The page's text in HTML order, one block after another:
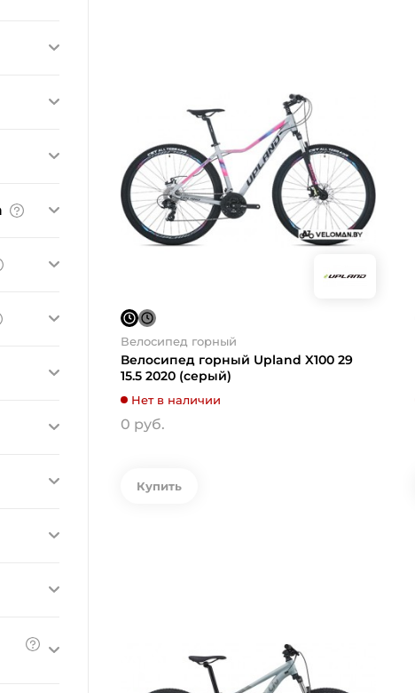
Велосипед горный
Велосипед горный Upland X100 29
15.5 2020 (серый)
Нет в наличии
0 руб.
Купить